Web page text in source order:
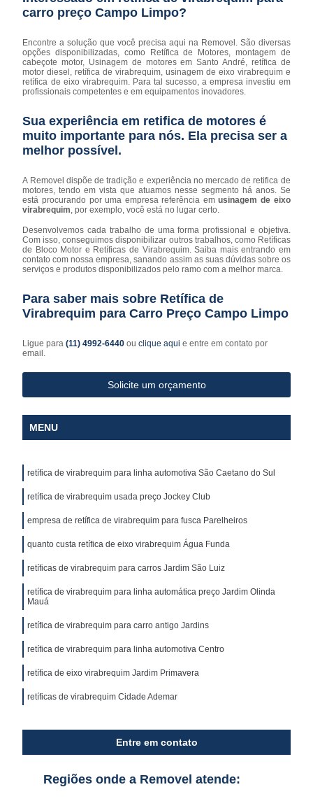
carro preço Campo Limpo?
Encontre a solução que você precisa aqui na Removel. São diversas
opções disponibilizadas, como Retífica de Motores, montagem de
cabeçote motor, Usinagem de motores em Santo André, retífica de
motor diesel, retífica de virabrequim, usinagem de eixo virabrequim e
retífica de eixo virabrequim. Para tal sucesso, a empresa investiu em
profissionais competentes e em equipamentos inovadores.
Sua experiência em retifica de motores é
muito importante para nós. Ela precisa ser a
melhor possível.
A Removel dispõe de tradição e experiência no mercado de retifica de
motores, tendo em vista que atuamos nesse segmento há anos. Se
está procurando por uma empresa referência emusinagem de eixo
virabrequim , por exemplo, você está no lugar certo.
Desenvolvemos cada trabalho de uma forma profissional e objetiva.
Com isso, conseguimos disponibilizar outros trabalhos, como Retíficas
de Bloco Motor e Retíficas de Virabrequim. Saiba mais entrando em
contato com nossa empresa, sanando assim as suas dúvidas sobre os
serviços e produtos disponibilizados pelo ramo com a melhor marca.
Para saber mais sobre Retífica de
Virabrequim para Carro Preço Campo Limpo
Ligue para(11) 4992-6440ouclique aqui e entre em contato por
email.
Solicite um orçamento
MENU
retífica de virabrequim para linha automotiva São Caetano do Sul
retífica de virabrequim usada preço Jockey Club
empresa de retífica de virabrequim para fusca Parelheiros
quanto custa retífica de eixo virabrequim Água Funda
retíficas de virabrequim para carros Jardim São Luiz
retífica de virabrequim para linha automática preço Jardim Olinda
Mauá
retífica de virabrequim para carro antigo Jardins
retífica de virabrequim para linha automotiva Centro
retífica de eixo virabrequim Jardim Primavera
retíficas de virabrequim Cidade Ademar
Entre em contato
Regiões onde a Removel atende: